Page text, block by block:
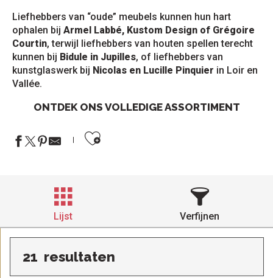
Liefhebbers van “oude” meubels kunnen hun hart
ophalen bij Armel Labbé, Kustom Design of Grégoire
Courtin, terwijl liefhebbers van houten spellen terecht
kunnen bij Bidule in Jupilles, of liefhebbers van
kunstglaswerk bij Nicolas en Lucille Pinquier in Loir en
Vallée.
ONTDEK ONS VOLLEDIGE ASSORTIMENT
Ajouter aux favoris
Lijst Verfijnen
21 resultaten